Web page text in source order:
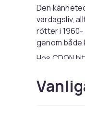
Den
vardagsliv,
rötter i
genom både
Hos CDON